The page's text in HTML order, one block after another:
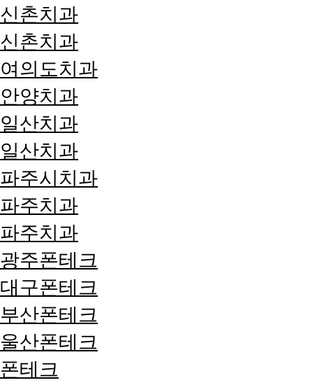
신촌치과
신촌치과
여의도치과
안양치과
일산치과
일산치과
파주시치과
파주치과
파주치과
광주폰테크
대구폰테크
부산폰테크
울산폰테크
폰테크